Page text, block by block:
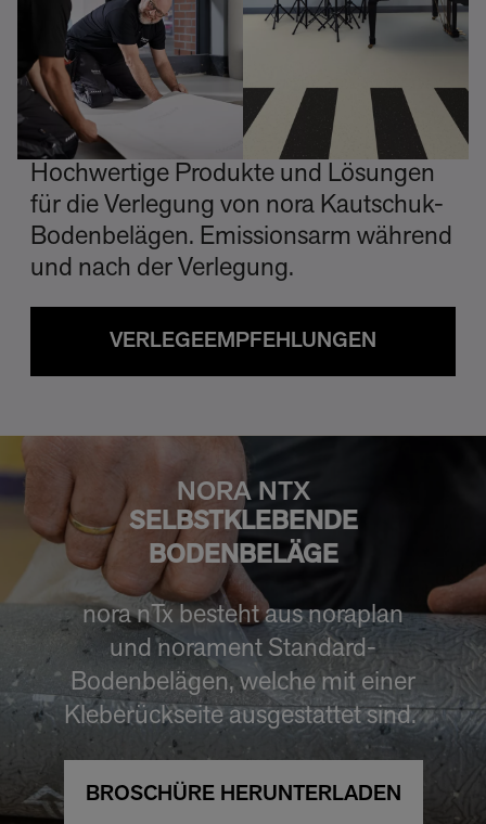
Hochwertige Produkte und Lösungen
für die Verlegung von nora Kautschuk-
Bodenbelägen. Emissionsarm während
und nach der Verlegung.
VERLEGEEMPFEHLUNGEN
NORA NTX
SELBSTKLEBENDE
BODENBELÄGE
nora nTx besteht aus noraplan
und norament Standard-
Bodenbelägen, welche mit einer
Kleberückseite ausgestattet sind.
BROSCHÜRE HERUNTERLADEN